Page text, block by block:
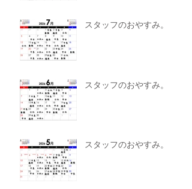
スタッフのおやすみ。
スタッフのおやすみ。
スタッフのおやすみ。